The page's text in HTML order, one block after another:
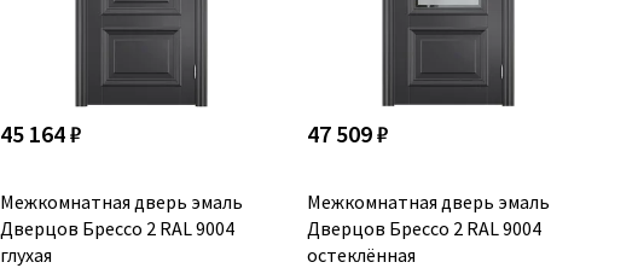
45 164 ₽
Межкомнатная дверь эмаль
Дверцов Брессо 2 RAL 9004
глухая
47 509 ₽
Межкомнатная дверь эмаль
Дверцов Брессо 2 RAL 9004
остеклённая